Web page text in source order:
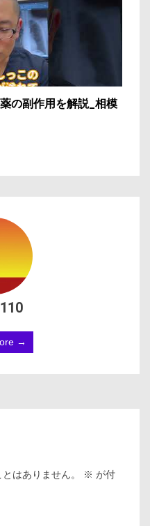
の副作用を解説_相模
→
はありません。 ※ が付